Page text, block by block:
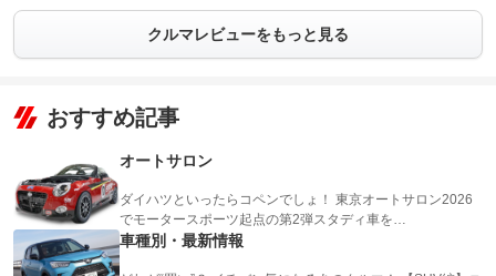
クルマレビューをもっと見る
おすすめ記事
オートサロン
ダイハツといったらコペンでしょ！ 東京オートサロン2026
でモータースポーツ起点の第2弾スタディ車を…
車種別・最新情報